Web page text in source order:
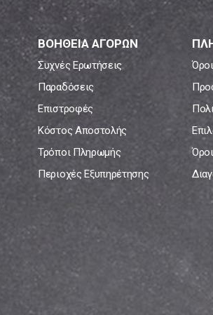
ΒΟΗΘΕΙΑ ΑΓΟΡΩΝ
Συχνές Ερωτήσεις
Παραδόσεις
Επιστροφές
Κόστος Αποστολής
Τρόποι Πληρωμής
Περιοχές Εξυπηρέτησης